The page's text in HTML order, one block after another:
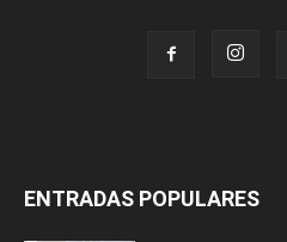
ENTRADAS POPULARES